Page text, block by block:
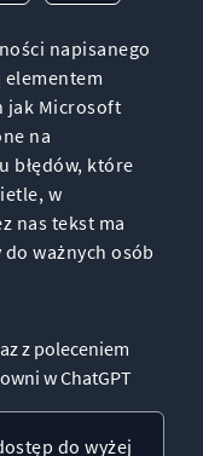
napisanego
jak Microsoft
na
błędów, które
w
nas tekst ma
ważnych osób
z poleceniem
w ChatGPT
do wyżej